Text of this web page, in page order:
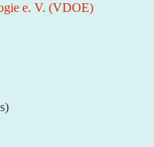
e. V. (VDOE)